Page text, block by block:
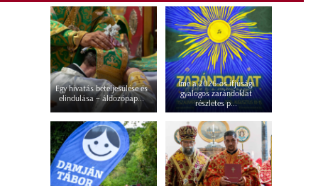
Egy hivatás beteljesülése és
elindulása – áldozópap...
Íme a 2026-os ifjúsági
gyalogos zarándoklat
részletes p...